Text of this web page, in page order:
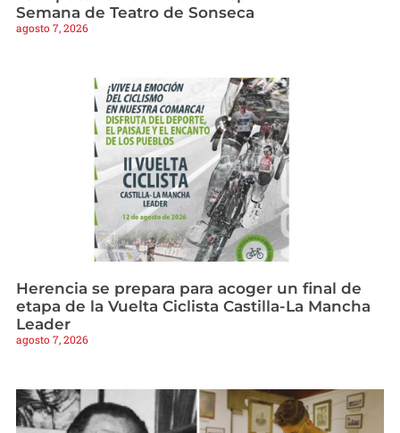
Semana de Teatro de Sonseca
agosto 7, 2026
Herencia se prepara para acoger un final de
etapa de la Vuelta Ciclista Castilla-La Mancha
Leader
agosto 7, 2026